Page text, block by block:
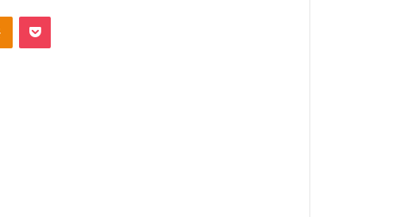
Odnoklassniki
Pocket